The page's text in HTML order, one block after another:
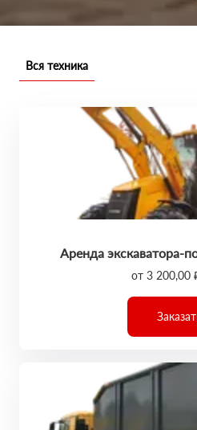
Вся техника
Аренда экскаватора-
от 3 200,00